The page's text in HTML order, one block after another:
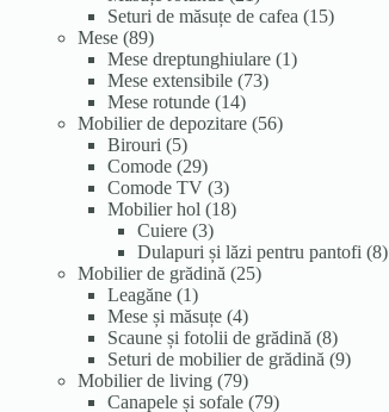
de
Seturi de măsuțe de cafea 1515
Mese 8989
de
produse
Mese dreptunghiulare 11
Mese extensibile 7373
produse
Mese rotunde 1414
produse
Mobilier de depozitare 5656
Birouri 55
produse
Comode 2929
de
produse
Comode TV 33
produse
Mobilier hol 1818
Cuiere 33
produse
Dulapuri și lăzi pentru pantofi 88
Mobilier de grădină 2525
Leagăne 11
produs
Mese și măsuțe 44
produse
Scaune și fotolii de grădină 88
produse
Seturi de mobilier de grădină 99
Mobilier de living 7979
de
Canapele și sofale 7979